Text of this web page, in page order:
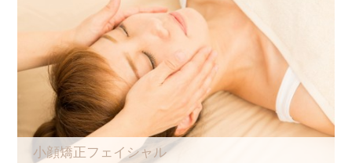
小顔矯正フェイシャル